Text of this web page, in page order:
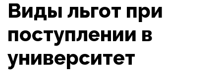
Виды льгот при
поступлении в
университет